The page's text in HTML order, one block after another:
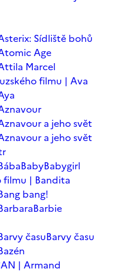
Sídliště bohů
Age
Marcel
filmu | Ava
a jeho svět
a jeho svět
BabyBabygirl
filmu | Bandita
bang!
Barbie
časuBarvy času
| Armand